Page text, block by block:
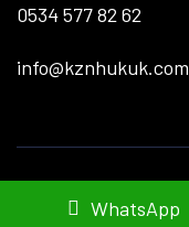
0534 577 82 62
info@kznhukuk.com
WhatsApp